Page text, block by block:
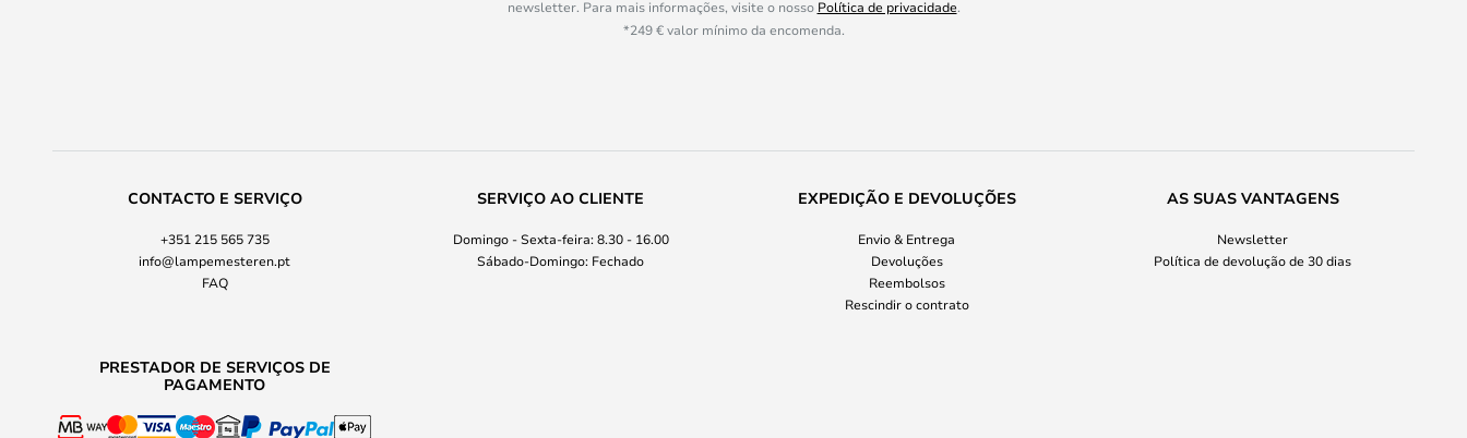
newsletter. Para mais informações, visite o nosso Política de privacidade.
*249 € valor mínimo da encomenda.
CONTACTO E SERVIÇO
+351 215 565 735
info@lampemesteren.pt
FAQ
SERVIÇO AO CLIENTE
Domingo - Sexta-feira: 8.30 - 16.00
Sábado-Domingo: Fechado
EXPEDIÇÃO E DEVOLUÇÕES
Envio & Entrega
Devoluções
Reembolsos
Rescindir o contrato
AS SUAS VANTAGENS
Newsletter
Política de devolução de 30 dias
PRESTADOR DE SERVIÇOS DE
PAGAMENTO